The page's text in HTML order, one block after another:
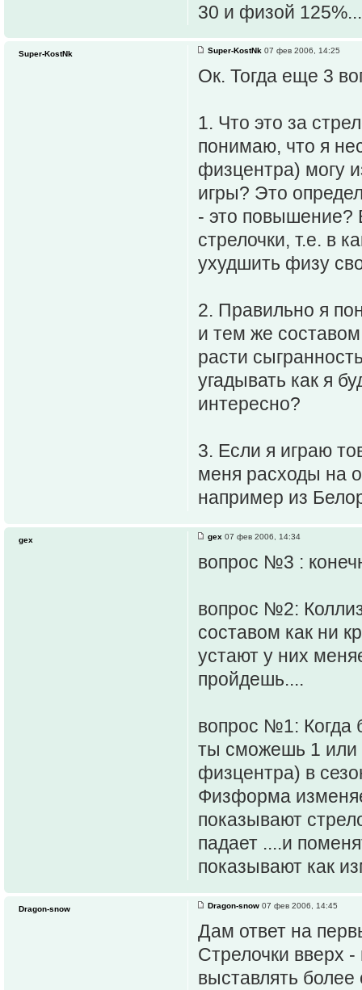
30 и физой 125%...
Super-KostNk 07 фев 2006, 14:25
Ок. Тогда еще 3
1. Что это за
понимаю, что я
физцентра) могу
игры? Это
- это повышение?
стрелочки, т.е. в
ухудшить физу
2. Правильно я
и тем же
расти
угадывать как я
интересно?
3. Если я играю
меня расходы на
например из
Super-KostNk
gex 07 фев 2006, 14:34
вопрос №3 :
вопрос №2:
составом как ни
устают у них
пройдешь....
вопрос №1: Когда
ты сможешь 1 или
физцентра) в
Физформа
показывают
падает ....и
показывают как
gex
Dragon-snow 07 фев 2006, 14:45
Дам ответ на
Стрелочки вверх -
выставлять
Dragon-snow